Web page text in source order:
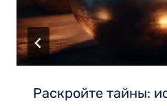
Раскройте тайны: